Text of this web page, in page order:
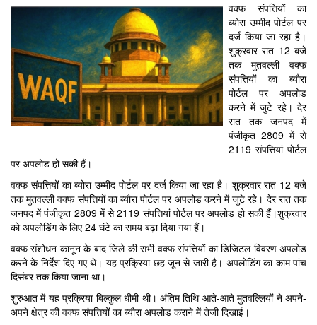
वक्फ संपत्तियों का
ब्योरा उम्मीद पोर्टल पर
दर्ज किया जा रहा है।
शुक्रवार रात 12 बजे
तक मुतवल्ली वक्फ
संपत्तियों का ब्याैरा
पोर्टल पर अपलोड
करने में जुटे रहे। देर
रात तक जनपद में
पंजीकृत 2809 में से
2119 संपत्तियां पोर्टल
पर अपलोड हो सकी हैं।
वक्फ संपत्तियों का ब्योरा उम्मीद पोर्टल पर दर्ज किया जा रहा है। शुक्रवार रात 12 बजे
तक मुतवल्ली वक्फ संपत्तियों का ब्याैरा पोर्टल पर अपलोड करने में जुटे रहे। देर रात तक
जनपद में पंजीकृत 2809 में से 2119 संपत्तियां पोर्टल पर अपलोड हो सकी हैं।शुक्रवार
को अपलोडिंग के लिए 24 घंटे का समय बढ़ा दिया गया हैं।
वक्फ संशोधन कानून के बाद जिले की सभी वक्फ संपत्तियों का डिजिटल विवरण अपलोड
करने के निर्देश दिए गए थे। यह प्रक्रिया छह जून से जारी है। अपलोडिंग का काम पांच
दिसंबर तक किया जाना था।
शुरुआत में यह प्रक्रिया बिल्कुल धीमी थी। अंतिम तिथि आते-आते मुतवल्लियों ने अपने-
अपने क्षेत्र की वक्फ संपत्तियों का ब्याैरा अपलोड कराने में तेजी दिखाई।